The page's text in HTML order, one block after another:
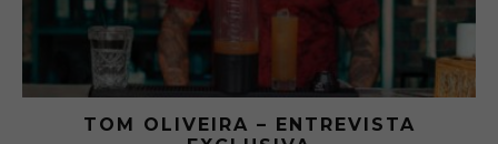
TOM OLIVEIRA – ENTREVISTA